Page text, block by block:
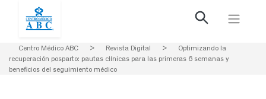
Centro Médico ABC > Revista Digital >
Optimizando la
recuperación posparto: pautas clínicas para las primeras 6 semanas y
beneficios del seguimiento médico